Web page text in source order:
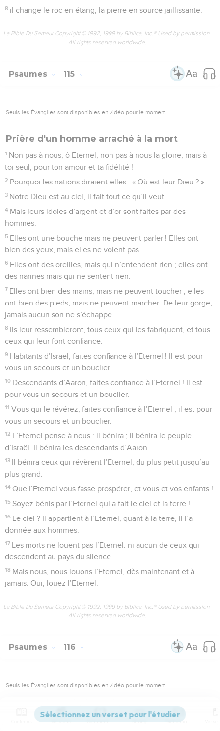
8 il change le roc en étang, la pierre en source jaillissante.
La Bible Du Semeur Copyright © 1992, 1999 by Biblica, Inc.® Used by permission.
All rights reserved worldwide.
Psaumes 115
Seuls les Évangiles sont disponibles en vidéo pour le moment.
Prière d'un homme arraché à la mort
1 Non pas à nous, ô Eternel, non pas à nous la gloire, mais à
toi seul, pour ton amour et ta fidélité !
2 Pourquoi les nations diraient-elles : « Où est leur Dieu ? »
3 Notre Dieu est au ciel, il fait tout ce qu’il veut.
4 Mais leurs idoles d’argent et d’or sont faites par des
hommes.
5 Elles ont une bouche mais ne peuvent parler ! Elles ont
bien des yeux, mais elles ne voient pas.
6 Elles ont des oreilles, mais qui n’entendent rien ; elles ont
des narines mais qui ne sentent rien.
7 Elles ont bien des mains, mais ne peuvent toucher ; elles
ont bien des pieds, mais ne peuvent marcher. De leur gorge,
jamais aucun son ne s’échappe.
8 Ils leur ressembleront, tous ceux qui les fabriquent, et tous
ceux qui leur font confiance.
9 Habitants d’Israël, faites confiance à l’Eternel ! Il est pour
vous un secours et un bouclier.
10 Descendants d’Aaron, faites confiance à l’Eternel ! Il est
pour vous un secours et un bouclier.
11 Vous qui le révérez, faites confiance à l’Eternel ; il est pour
vous un secours et un bouclier.
12 L’Eternel pense à nous : il bénira ; il bénira le peuple
d’Israël. Il bénira les descendants d’Aaron.
13 Il bénira ceux qui révèrent l’Eternel, du plus petit jusqu’au
plus grand.
14 Que l’Eternel vous fasse prospérer, et vous et vos enfants !
15 Soyez bénis par l’Eternel qui a fait le ciel et la terre !
16 Le ciel ? Il appartient à l’Eternel, quant à la terre, il l’a
donnée aux hommes.
17 Les morts ne louent pas l’Eternel, ni aucun de ceux qui
descendent au pays du silence.
18 Mais nous, nous louons l’Eternel, dès maintenant et à
jamais. Oui, louez l’Eternel.
La Bible Du Semeur Copyright © 1992, 1999 by Biblica, Inc.® Used by permission.
All rights reserved worldwide.
Psaumes 116
Seuls les Évangiles sont disponibles en vidéo pour le moment.
Louange universelle
Versions Commentaires Strong